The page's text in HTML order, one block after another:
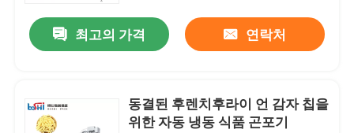
품질 관리
문의하기
최고의 가격 연락처
동결된 후렌치후라이 언 감자 칩을
위한 자동 냉동 식품 곤포기